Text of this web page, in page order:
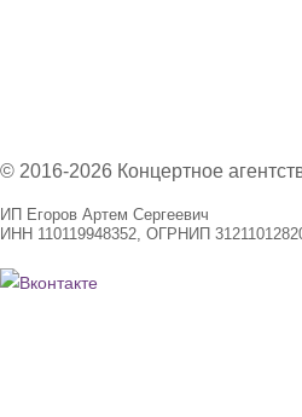
© 2016-2026 Концертное
ИП Егоров Артем Сергеевич
ИНН 110119948352, ОГРНИП